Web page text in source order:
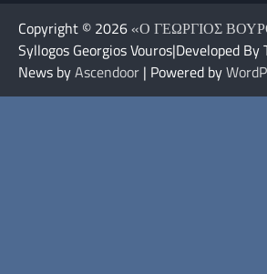
Copyright © 2026«Ο ΓΕΩΡΓΙΟΣ
Syllogos Georgios Vouros|Developed By
News byAscendoor | Powered by